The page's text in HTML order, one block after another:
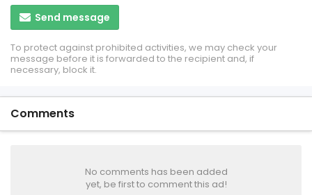
Send message
To protect against prohibited activities, we may check your
message before it is forwarded to the recipient and, if
necessary, block it.
Comments
No comments has been added
yet, be first to comment this ad!